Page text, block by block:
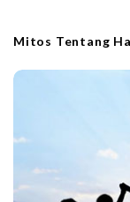
Mitos Tentang